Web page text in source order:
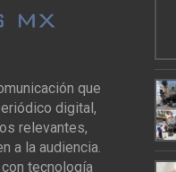
que
digital,
relevantes,
a la audiencia.
tecnología